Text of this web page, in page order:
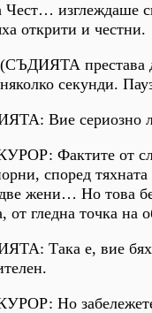
изглеждаше
открити и честни.
(СЪДИЯТА престава
няколко секунди.
Вие сериозно
Фактите от
според
жени… Но това
от гледна точка на
Така е, вие
Но